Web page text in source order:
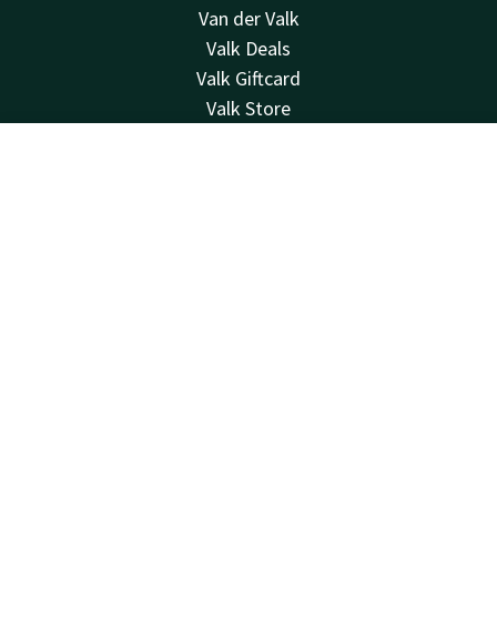
Van der Valk
Valk Deals
Valk Giftcard
Valk Store